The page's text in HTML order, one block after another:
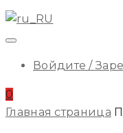
ILA
Войдите /
0
Главная страница